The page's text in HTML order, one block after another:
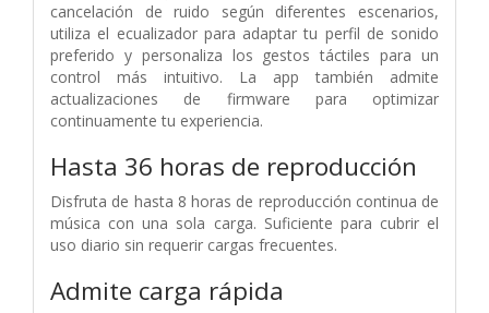
cancelación de ruido según diferentes escenarios,
utiliza el ecualizador para adaptar tu perfil de sonido
preferido y personaliza los gestos táctiles para un
control más intuitivo. La app también admite
actualizaciones de firmware para optimizar
continuamente tu experiencia.
Hasta 36 horas de reproducción
Disfruta de hasta 8 horas de reproducción continua de
música con una sola carga. Suficiente para cubrir el
uso diario sin requerir cargas frecuentes.
Admite carga rápida